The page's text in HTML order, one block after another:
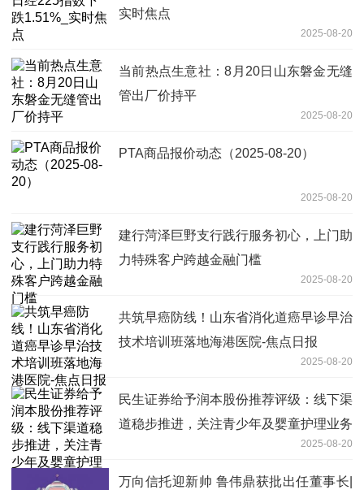
实时焦点
2025-08-20
当前热点生意社：8月20日山东磐金无缝
管出厂价持平
2025-08-20
PTA商品报价动态（2025-08-20）
2025-08-20
建行菏泽巨野支行践行服务初心，上门助
力特殊客户跨越金融门槛
2025-08-20
共筑早癌防线！山东省消化道癌早诊早治
技术培训班落地海港医院-焦点日报
2025-08-20
民生证券给予润本股份推荐评级：线下渠
道稳步推进，关注青少年及婴童护理业务
2025-08-20
万向信托迎新帅 鲁伟鼎获批出任董事长|